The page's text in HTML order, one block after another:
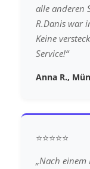
alle anderen
R.Danis war
Keine
Service!“
Anna R.,
⭐⭐⭐⭐⭐
„Nach